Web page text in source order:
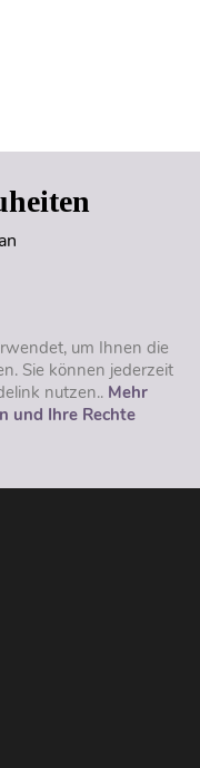
um Ihnen die
Sie können jederzeit
nutzen.. Mehr
und Ihre Rechte